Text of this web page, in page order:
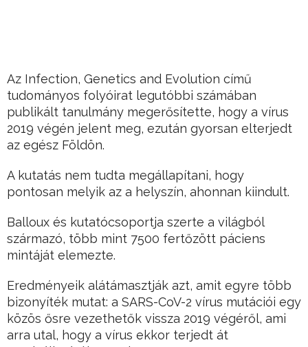
Az Infection, Genetics and Evolution című
tudományos folyóirat legutóbbi számában
publikált tanulmány megerősítette, hogy a vírus
2019 végén jelent meg, ezután gyorsan elterjedt
az egész Földön.
A kutatás nem tudta megállapítani, hogy
pontosan melyik az a helyszín, ahonnan kiindult.
Balloux és kutatócsoportja szerte a világból
származó, több mint 7500 fertőzött páciens
mintáját elemezte.
Eredményeik alátámasztják azt, amit egyre több
bizonyíték mutat: a SARS-CoV-2 vírus mutációi egy
közös ősre vezethetők vissza 2019 végéről, ami
arra utal, hogy a vírus ekkor terjedt át